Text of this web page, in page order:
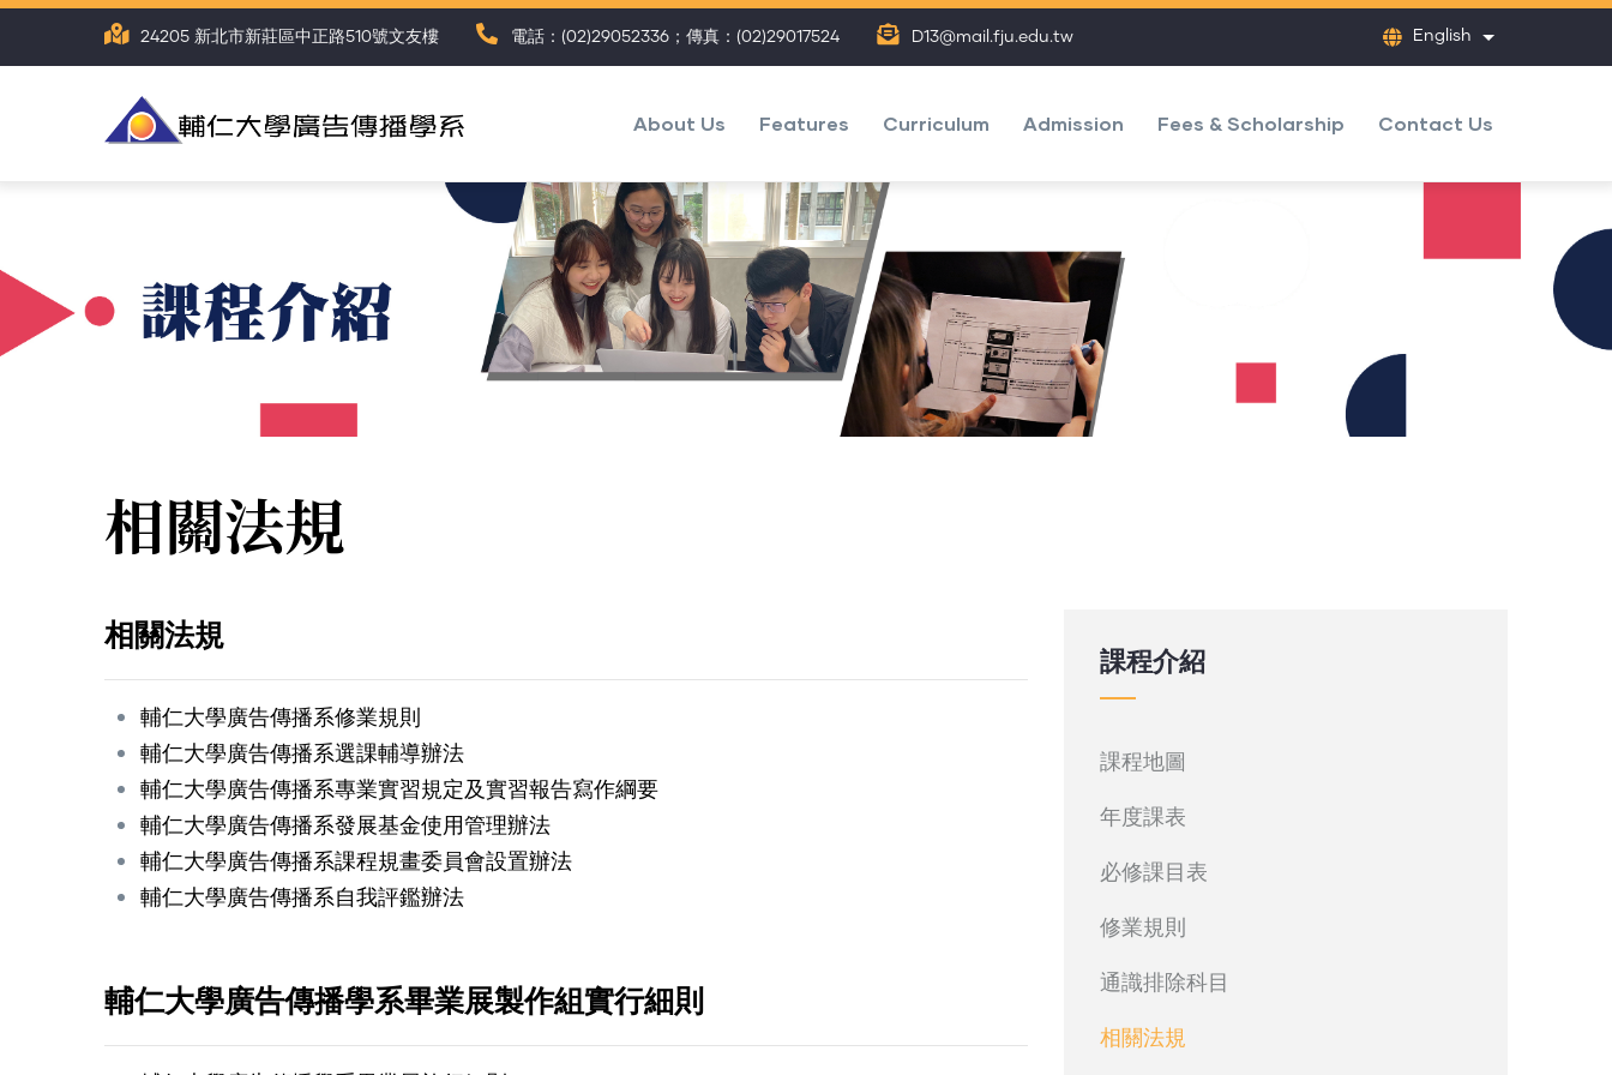
Skip
24205 新北市新莊區中正路510號文友樓 電話：(02)29052336；傳真：(02)29017524 D13@mail.fju.edu.tw English List additional
選
單
About Us Features Curriculum Admission Fees & Scholarship Contact Us
相關法規
相關法規
輔仁大學廣告傳播系修業規則
輔仁大學廣告傳播系選課輔導辦法
輔仁大學廣告傳播系專業實習規定及實習報告寫作綱要
輔仁大學廣告傳播系發展基金使用管理辦法
輔仁大學廣告傳播系課程規畫委員會設置辦法
輔仁大學廣告傳播系自我評鑑辦法
輔仁大學廣告傳播學系畢業展製作組實行細則
課程介紹
課程地圖
年度課表
必修課目表
修業規則
通識排除科目
相關法規